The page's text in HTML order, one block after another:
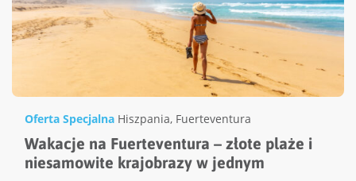
Oferta Specjalna Hiszpania, Fuerteventura
Wakacje na Fuerteventura – złote plaże i
niesamowite krajobrazy w jednym